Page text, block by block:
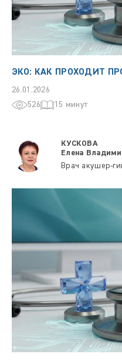
ЭКО: КАК ПРОХОДИТ
26.01.2026
526
15 минут
КУСКОВА
Елена
Врач акушер-